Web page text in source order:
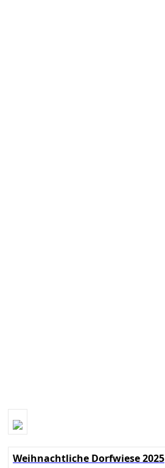
Weihnachtliche Dorfwiese 2025